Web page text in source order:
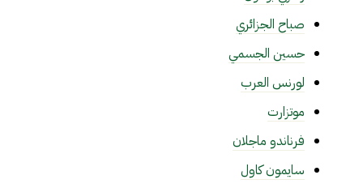
صباح الجزائري
حسين الجسمي
لورنس العرب
موتزارت
فرناندو ماجلان
سايمون كاول